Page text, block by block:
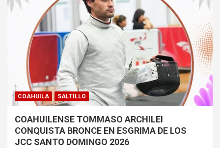
COAHUILA SALTILLO
COAHUILENSE TOMMASO ARCHILEI
CONQUISTA BRONCE EN ESGRIMA DE LOS
JCC SANTO DOMINGO 2026